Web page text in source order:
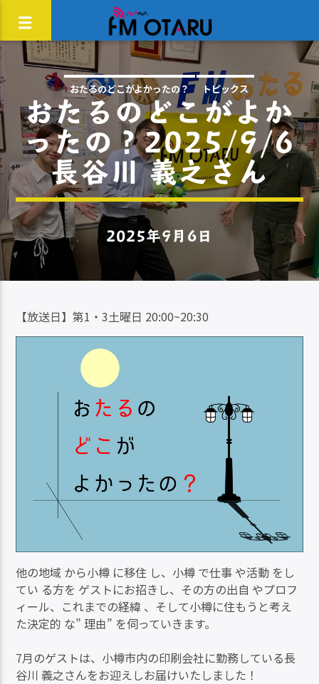
おたるのどこがよかったの？ トピックス
おたるのどこがよか
ったの？2025/9/6
長谷川 義之さん
2025年9月6日
【放送日】第1・3土曜日 20:00~20:30
他の地域 から小樽 に移住 し、小樽 で仕事 や活動 をし
てい る方を ゲストにお招きし、その方の出自 やプロフ
ィール、これまでの経緯 、そして小樽に住もうと考え
た決定的 な” 理由” を伺っていきます。
7月のゲストは、小樽市内の印刷会社に勤務している長
谷川 義之さんをお迎えしお届けいたしました！